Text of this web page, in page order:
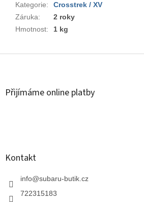
Kategorie:
Crosstrek / XV
Záruka:
2 roky
Hmotnost: 1 kg
Z
Přijímáme online platby
Kontakt
info@subaru-butik.cz
722315183